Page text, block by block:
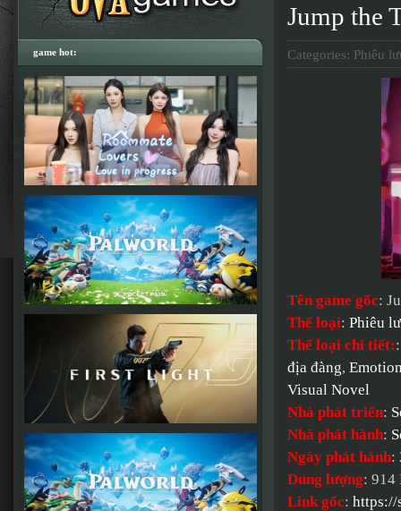
Jump the
Categories: Phiêu
Tên game gốc:
Thể loại: Phiêu
Thể loại chi tiết:
địa đàng,
Visual Novel
Nhà phát triển:
Nhà phát hành:
Ngày phát hành:
Dung lượng: 914
Link gốc: https://
game hot: